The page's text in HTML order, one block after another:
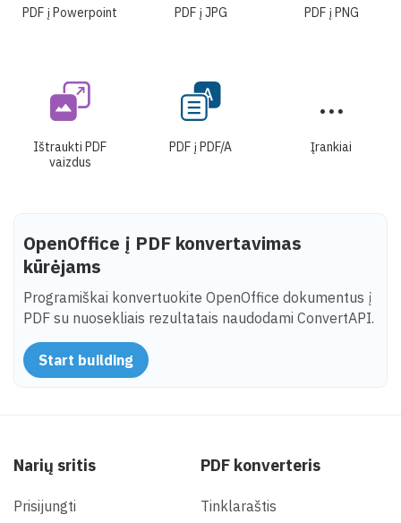
PDF į Powerpoint PDF į JPG PDF į PNG
Ištraukti PDF
vaizdus
PDF į PDF/A Įrankiai
OpenOffice į PDF konvertavimas
kūrėjams
Programiškai konvertuokite OpenOffice dokumentus į
PDF su nuosekliais rezultatais naudodami ConvertAPI.
Start building
Narių sritis
Prisijungti
PDF konverteris
Tinklaraštis